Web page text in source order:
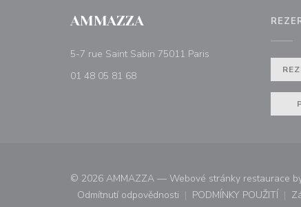
AMMAZZA
5-7 rue Saint Sabin 75011 Paris
01 48 05 81 68
© 2026 AMMAZZA — Webové stránky restaurace
Odmítnutí odpovědnosti
((otevře se v novém okně))
PODMÍNKY POUŽITÍ
((otevře se v